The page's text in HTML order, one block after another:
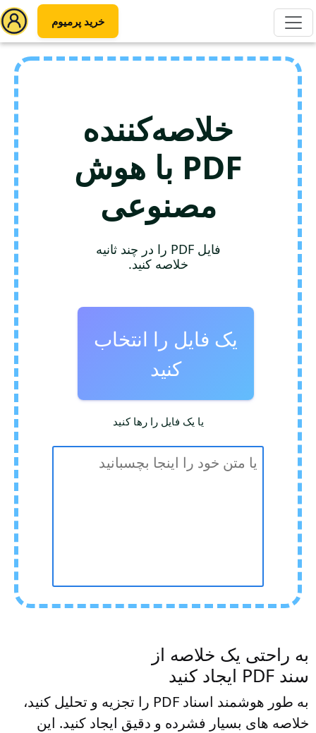
خرید پرمیوم
خلاصه‌کننده
PDF با هوش
مصنوعی
فایل PDF را در چند ثانیه
خلاصه کنید.
یک فایل را انتخاب
کنید
یا یک فایل را رها کنید
به راحتی یک خلاصه از
سند PDF ایجاد کنید
به طور هوشمند اسناد PDF را تجزیه و تحلیل کنید،
خلاصه های بسیار فشرده و دقیق ایجاد کنید. این